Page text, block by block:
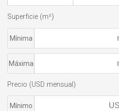
Superficie (m²)
Mínima
Máxima
Precio (USD mensual)
Mínimo